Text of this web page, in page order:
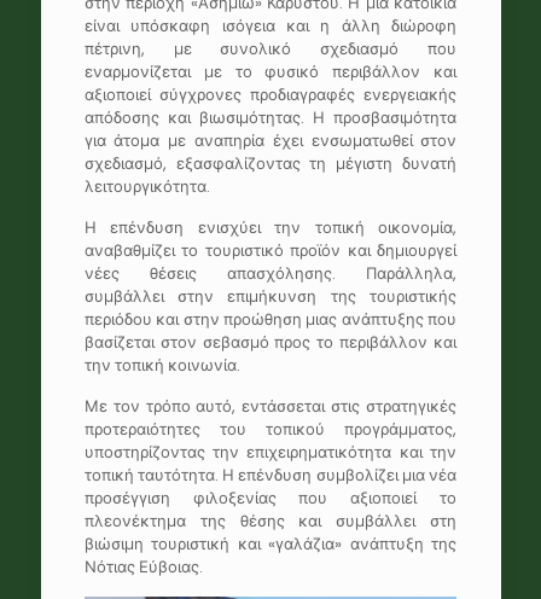
είναι υπόσκαφη ισόγεια και η άλλη διώροφη
πέτρινη, με συνολικό σχεδιασμό που
εναρμονίζεται με το φυσικό περιβάλλον και
αξιοποιεί σύγχρονες προδιαγραφές ενεργειακής
απόδοσης και βιωσιμότητας. Η προσβασιμότητα
για άτομα με αναπηρία έχει ενσωματωθεί στον
σχεδιασμό, εξασφαλίζοντας τη μέγιστη δυνατή
λειτουργικότητα.
Η επένδυση ενισχύει την τοπική οικονομία,
αναβαθμίζει το τουριστικό προϊόν και δημιουργεί
νέες θέσεις απασχόλησης. Παράλληλα,
συμβάλλει στην επιμήκυνση της τουριστικής
περιόδου και στην προώθηση μιας ανάπτυξης που
βασίζεται στον σεβασμό προς το περιβάλλον και
την τοπική κοινωνία.
Με τον τρόπο αυτό, εντάσσεται στις στρατηγικές
προτεραιότητες του τοπικού προγράμματος,
υποστηρίζοντας την επιχειρηματικότητα και την
τοπική ταυτότητα. Η επένδυση συμβολίζει μια νέα
προσέγγιση φιλοξενίας που αξιοποιεί το
πλεονέκτημα της θέσης και συμβάλλει στη
βιώσιμη τουριστική και «γαλάζια» ανάπτυξη της
Νότιας Εύβοιας.